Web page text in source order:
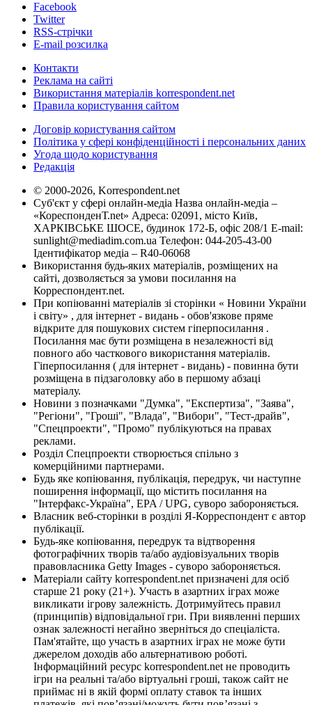
Facebook
Twitter
RSS-стрічки
E-mail розсилка
Контакти
Реклама на сайті
Використання матеріалів korrespondent.net
Правила користування сайтом
Договір користування сайтом
Політика у сфері конфіденційності і персональних даних
Угода щодо користування
Редакція
© 2000-2026, Korrespondent.net
Суб'єкт у сфері онлайн-медіа Назва онлайн-медіа –
«КореспонденТ.net» Адреса: 02091, місто Київ,
ХАРКІВСЬКЕ ШОСЕ, будинок 172-Б, офіс 208/1 E-mail:
sunlight@mediadim.com.ua Телефон: 044-205-43-00
Ідентифікатор медіа – R40-06068
Використання будь-яких матеріалів, розміщених на
сайті, дозволяється за умови посилання на
Корреспондент.net.
При копіюванні матеріалів зі сторінки « Новини України
і світу» , для інтернет - видань - обов'язкове пряме
відкрите для пошукових систем гіперпосилання .
Посилання має бути розміщена в незалежності від
повного або часткового використання матеріалів.
Гіперпосилання ( для інтернет - видань) - повинна бути
розміщена в підзаголовку або в першому абзаці
матеріалу.
Новини з позначками "Думка", "Експертиза", "Заява",
"Регіони", "Гроші", "Влада", "Вибори", "Тест-драйв",
"Спецпроекти", "Промо" публікуються на правах
реклами.
Розділ Спецпроекти створюється спільно з
комерційними партнерами.
Будь яке копіювання, публікація, передрук, чи наступне
поширення інформації, що містить посилання на
"Інтерфакс-Україна", EPA / UPG, суворо забороняється.
Власник веб-сторінки в розділі Я-Корреспондент є автор
публікації.
Будь-яке копіювання, передрук та відтворення
фотографічних творів та/або аудіовізуальних творів
правовласника Getty Images - суворо забороняється.
Матеріали сайту korrespondent.net призначені для осіб
старше 21 року (21+). Участь в азартних іграх може
викликати ігрову залежність. Дотримуйтесь правил
(принципів) відповідальної гри. При виявленні перших
ознак залежності негайно зверніться до спеціаліста.
Пам'ятайте, що участь в азартних іграх не може бути
джерелом доходів або альтернативою роботі.
Інформаційний ресурс korrespondent.net не проводить
ігри на реальні та/або віртуальні гроші, також сайт не
приймає ні в якій формі оплату ставок та інших